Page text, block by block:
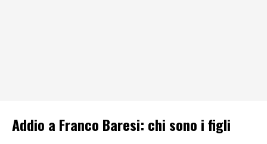
Addio a Franco Baresi: chi sono i figli